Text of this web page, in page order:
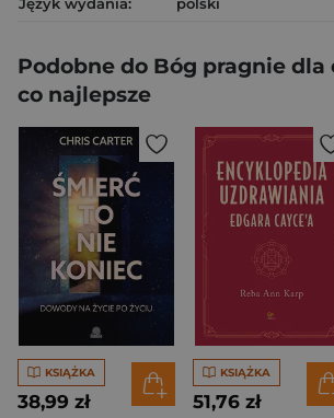
Podobne do Bóg pragnie dla
co najlepsze
KSIĄŻKA
38,99 zł
KSIĄŻKA
51,76 zł